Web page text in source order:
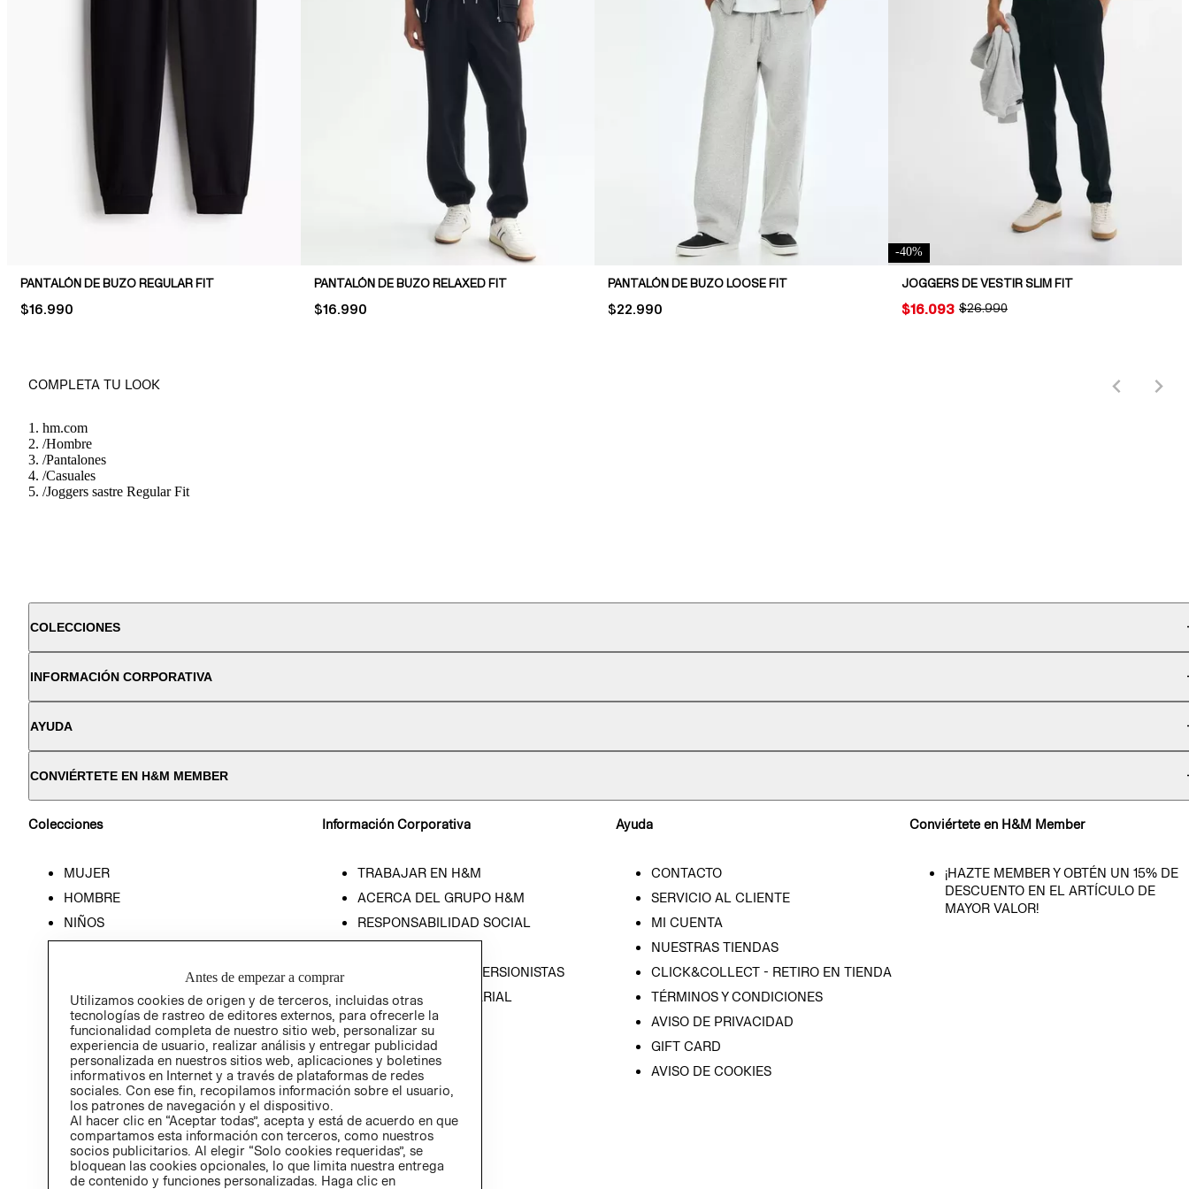
PANTALÓN DE BUZO REGULAR FIT
PRICE:
$16.990
PANTALÓN DE BUZO RELAXED FIT
PRICE:
$16.990
PANTALÓN DE BUZO LOOSE FIT
PRICE:
$22.990
-40%
JOGGERS DE VESTIR SLIM FIT
ORIGINAL PRICE:
$26.990
PRICE:
$16.093
COMPLETA TU LOOK
hm.com
/Hombre
/Pantalones
/Casuales
/Joggers sastre Regular Fit
COLECCIONES
INFORMACIÓN CORPORATIVA
AYUDA
CONVIÉRTETE EN H&M MEMBER
Colecciones
MUJER
HOMBRE
NIÑOS
Información Corporativa
TRABAJAR EN H&M
ACERCA DEL GRUPO H&M
RESPONSABILIDAD SOCIAL
RELACIÓN CON INVERSIONISTAS
POLÍTICA EMPRESARIAL
Ayuda
CONTACTO
SERVICIO AL CLIENTE
MI CUENTA
NUESTRAS TIENDAS
CLICK&COLLECT - RETIRO EN TIENDA
TÉRMINOS Y CONDICIONES
AVISO DE PRIVACIDAD
GIFT CARD
AVISO DE COOKIES
Conviértete en H&M Member
¡HAZTE MEMBER Y OBTÉN UN 15% DE
DESCUENTO EN EL ARTÍCULO DE
MAYOR VALOR!
Antes de empezar a comprar
Utilizamos cookies de origen y de terceros, incluidas otras
tecnologías de rastreo de editores externos, para ofrecerle la
funcionalidad completa de nuestro sitio web, personalizar su
experiencia de usuario, realizar análisis y entregar publicidad
personalizada en nuestros sitios web, aplicaciones y boletines
informativos en Internet y a través de plataformas de redes
sociales. Con ese fin, recopilamos información sobre el usuario,
los patrones de navegación y el dispositivo.
Al hacer clic en “Aceptar todas”, acepta y está de acuerdo en que
compartamos esta información con terceros, como nuestros
socios publicitarios. Al elegir “Solo cookies requeridas”, se
bloquean las cookies opcionales, lo que limita nuestra entrega
de contenido y funciones personalizadas. Haga clic en